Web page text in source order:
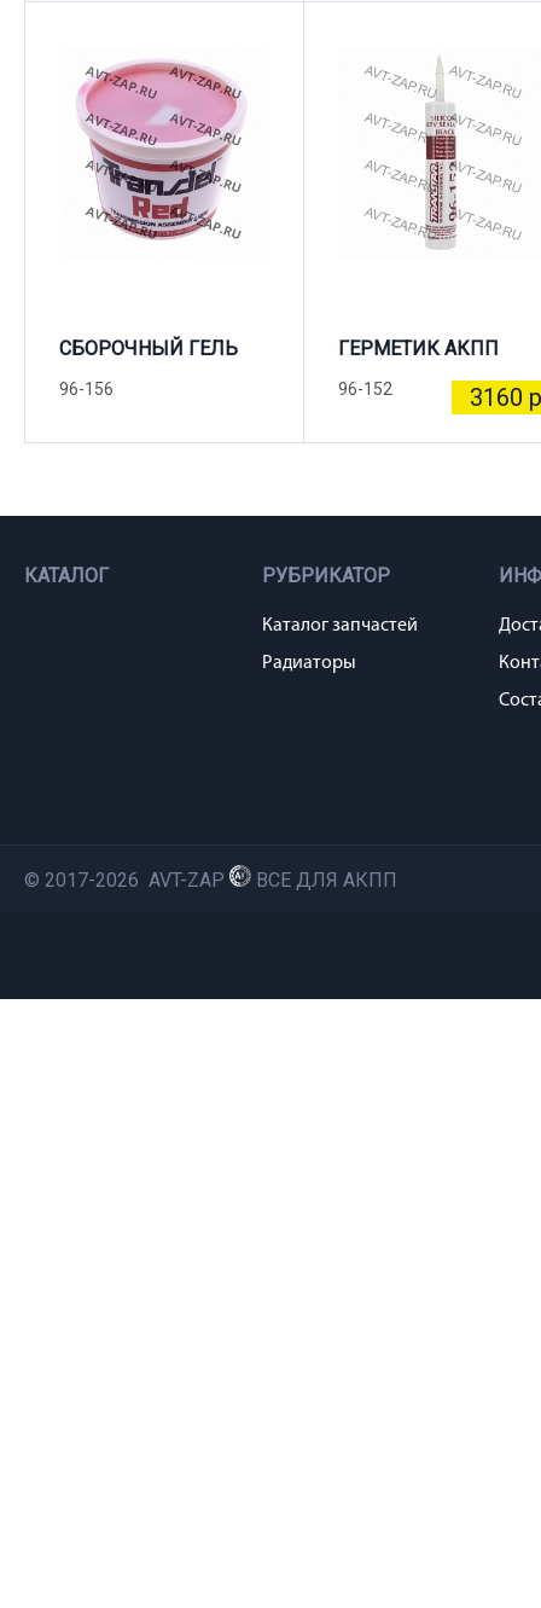
СБОРОЧНЫЙ ГЕЛЬ
96-156
ГЕРМЕТИК АКПП
96-152 3160
КАТАЛОГ РУБРИКАТОР
Каталог запчастей
Радиаторы
© 2017-2026 AVT-ZAP ВСЕ ДЛЯ АКПП